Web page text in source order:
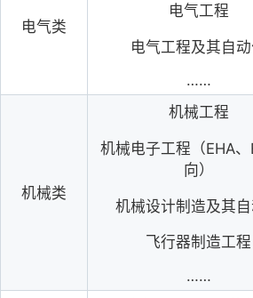
电气类
电气工程
电气工程及其自
……
机械类
机械工程
机械电子工程（EHA
向）
机械设计制造及其
飞行器制造工程
……